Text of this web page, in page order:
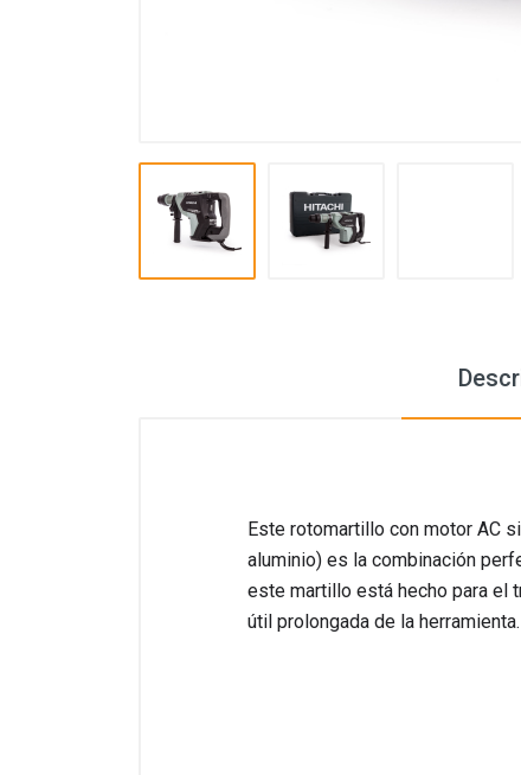
Este rotomartillo con motor AC
aluminio) es la combinación
este martillo está hecho para el
útil prolongada de la herramienta.